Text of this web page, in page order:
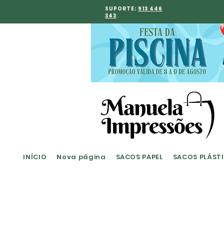
SUPORTE: 913 446
343
INÍCIO Nova página SACOS PAPEL SACOS